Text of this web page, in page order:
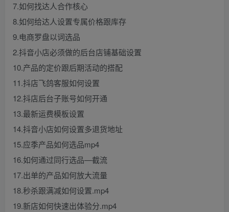
7.如何找达人合作核心
8.如何给达人设置专属价格跟库存
9.电商罗盘以词选品
2.抖音小店必须做的后台店铺基础设置
10.产品的定价跟后期活动的搭配
11.抖店飞鸽客服如何设置
12.抖店后台子账号如何开通
13.最新运费模板设置
14.抖音小店如何设置多退货地址
15.应季产品如何选品mp4
16.如何通过同行选品—截流
17.出单的产品如何放大流量
18.秒杀跟满减如何设置.mp4
19.新店如何快速出体验分.mp4